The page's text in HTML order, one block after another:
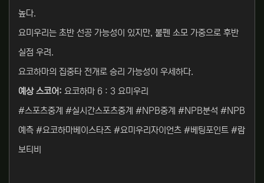
높다.
요미우리는 초반 선공 가능성이 있지만, 불펜 소모 가중으로 후반
실점 우려.
요코하마의 집중타 전개로 승리 가능성이 우세하다.
예상 스코어: 요코하마 6 : 3 요미우리
#스포츠중계 #실시간스포츠중계 #NPB중계 #NPB분석 #NPB
예측 #요코하마베이스타즈 #요미우리자이언츠 #베팅포인트 #람
보티비